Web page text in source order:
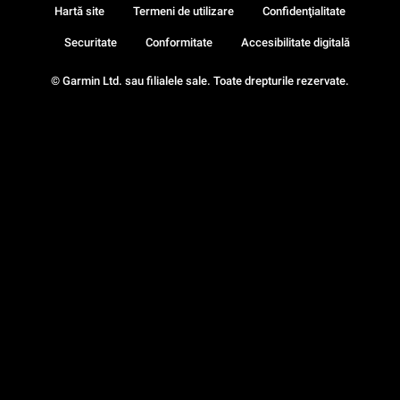
© Garmin Ltd. sau filialele sale. Toate drepturile rezervate.
Hartă site Termeni de utilizare Confidenţialitate
Securitate Conformitate Accesibilitate digitală